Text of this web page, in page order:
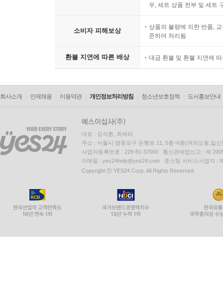
우, 세트 상품 전부 및 세트
소비자 피해보상
상품의 불량에 의한 반품,
준하여 처리됨
환불 지연에 따른 배상 대금 환불 및 환불 지연에
회사소개 인재채용 이용약관 개인정보처리방침 청소년보호정책 도서홍보안내
대표 : 김석환, 최세라
주소 : 서울시 영등포구 은행로 11, 5층~6층(여의도동,일신
사업자등록번호 : 229-81-37000 통신판매업신고 : 제
이메일 : yes24help@yes24.com 호스팅 서비스사업자 :
Copyright ⓒ YES24 Corp. All Rights Reserved.